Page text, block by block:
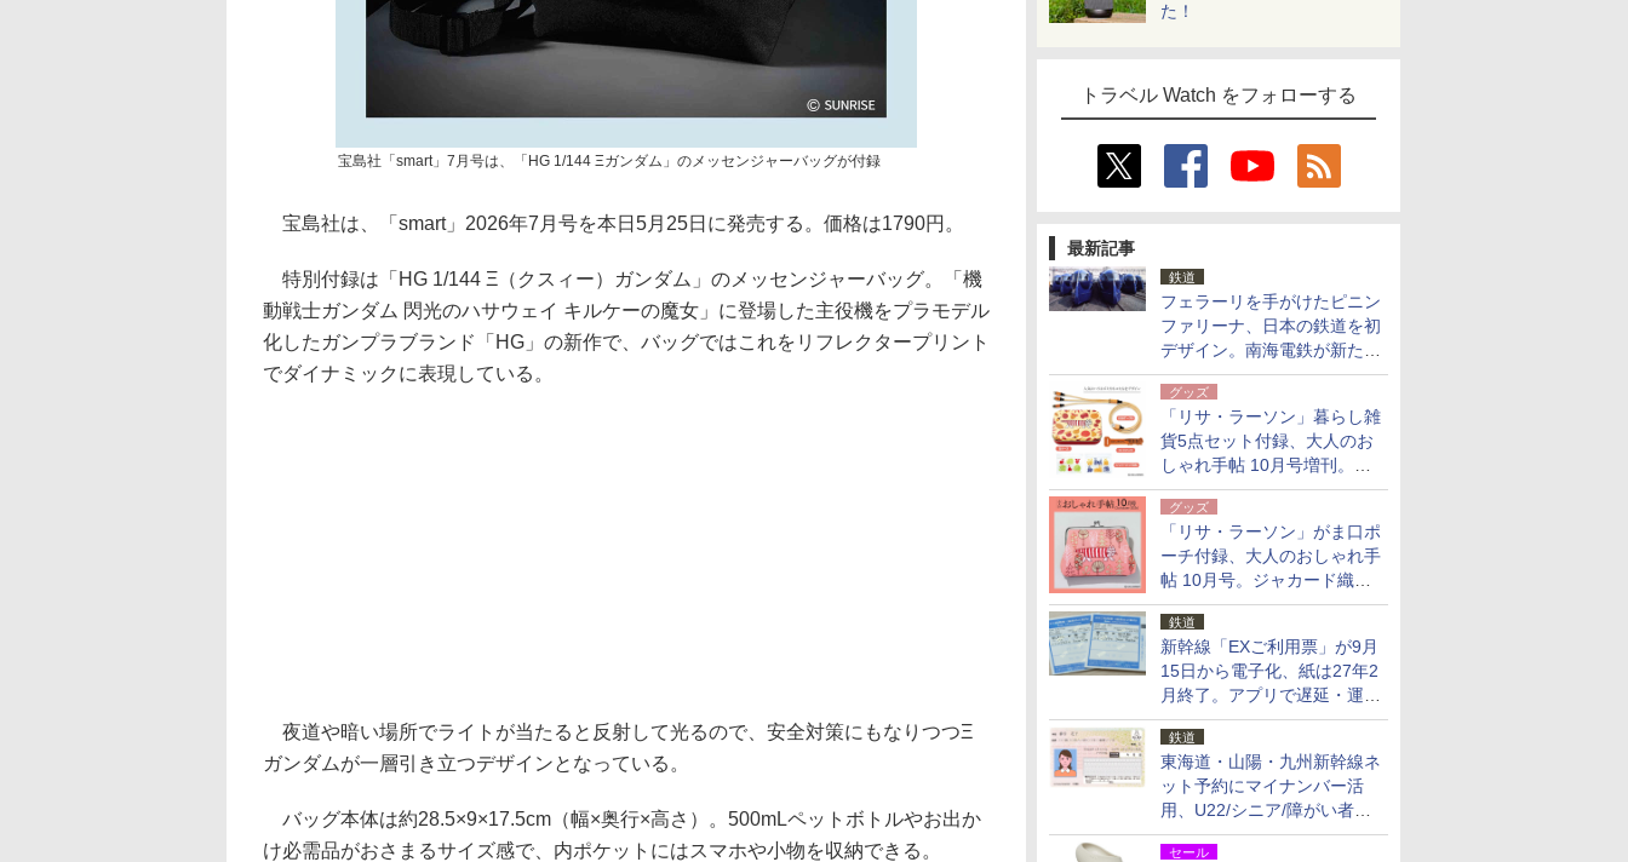
た！
トラベル Watch をフォローする
最新記事
鉄道
フェラーリを手がけたピニン
ファリーナ、日本の鉄道を初
デザイン。南海電鉄が新たな
「空港特急」をなにわ筋線へ
導入
グッズ
「リサ・ラーソン」暮らし雑
貨5点セット付録、大人のお
しゃれ手帖 10月号増刊。
USBケーブルや缶ケースなど
グッズ
「リサ・ラーソン」がま口ポ
ーチ付録、大人のおしゃれ手
帖 10月号。ジャカード織の
北欧猫デザイン
鉄道
新幹線「EXご利用票」が9月
15日から電子化、紙は27年2
月終了。アプリで遅延・運休
も確認可能に
鉄道
東海道・山陽・九州新幹線ネ
ット予約にマイナンバー活
用、U22/シニア/障がい者割
を9月15日から発売
セール
宝島社「smart」7月号は、「HG 1/144 Ξガンダム」のメッセンジャーバッグが付録
宝島社は、「smart」2026年7月号を本日5月25日に発売する。価格は1790円。
特別付録は「HG 1/144 Ξ（クスィー）ガンダム」のメッセンジャーバッグ。「機
動戦士ガンダム 閃光のハサウェイ キルケーの魔女」に登場した主役機をプラモデル
化したガンプラブランド「HG」の新作で、バッグではこれをリフレクタープリント
でダイナミックに表現している。
夜道や暗い場所でライトが当たると反射して光るので、安全対策にもなりつつΞ
ガンダムが一層引き立つデザインとなっている。
バッグ本体は約28.5×9×17.5cm（幅×奥行×高さ）。500mLペットボトルやお出か
け必需品がおさまるサイズ感で、内ポケットにはスマホや小物を収納できる。